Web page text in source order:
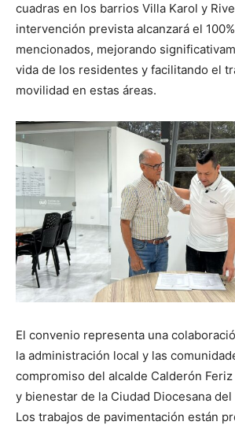
cuadras en los barrios Villa Karol y
intervención prevista alcanzará el
mencionados, mejorando
vida de los residentes y facilitando el
movilidad en estas áreas.
El convenio representa una
la administración local y las
compromiso del alcalde Calderón
y bienestar de la Ciudad Diocesana
Los trabajos de pavimentación están